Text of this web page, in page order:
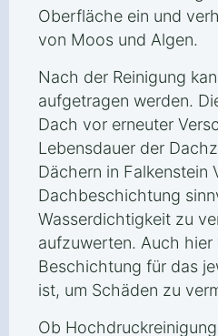
Oberfläche ein und
von Moos und Algen.
Nach der Reinigung
aufgetragen werden.
Dach vor erneuter
Lebensdauer der
Dächern in Falkenstein
Dachbeschichtung
Wasserdichtigkeit zu
aufzuwerten. Auch
Beschichtung für das
ist, um Schäden zu
Ob